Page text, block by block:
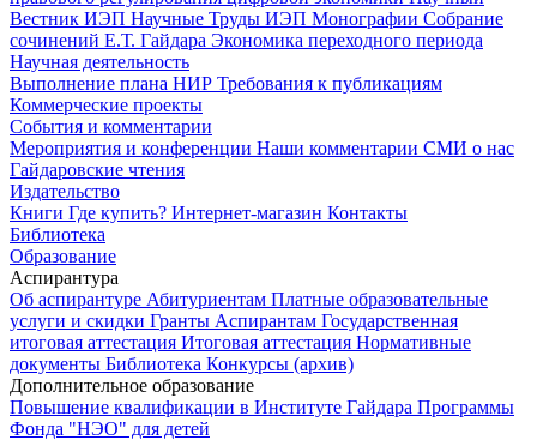
Вестник ИЭП Научные Труды ИЭП Монографии Собрание
сочинений Е.Т. Гайдара Экономика переходного периода
Научная деятельность
Выполнение плана НИР Требования к публикациям
Коммерческие проекты
События и комментарии
Мероприятия и конференции Наши комментарии СМИ о нас
Гайдаровские чтения
Издательство
Книги Где купить? Интернет-магазин Контакты
Библиотека
Образование
Аспирантура
Об аспирантуре Абитуриентам Платные образовательные
услуги и скидки Гранты Аспирантам Государственная
итоговая аттестация Итоговая аттестация Нормативные
документы Библиотека Конкурсы (архив)
Дополнительное образование
Повышение квалификации в Институте Гайдара Программы
Фонда "НЭО" для детей